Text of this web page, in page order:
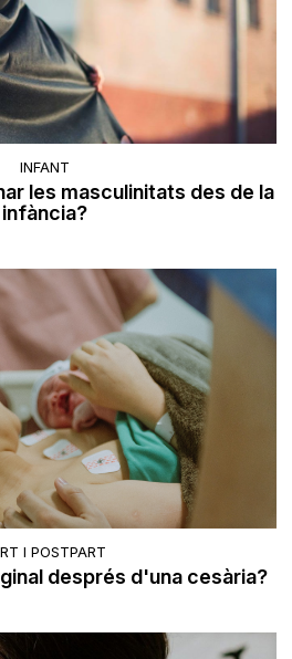
INFANT
les masculinitats des de la
infància?
I POSTPART
després d'una cesària?